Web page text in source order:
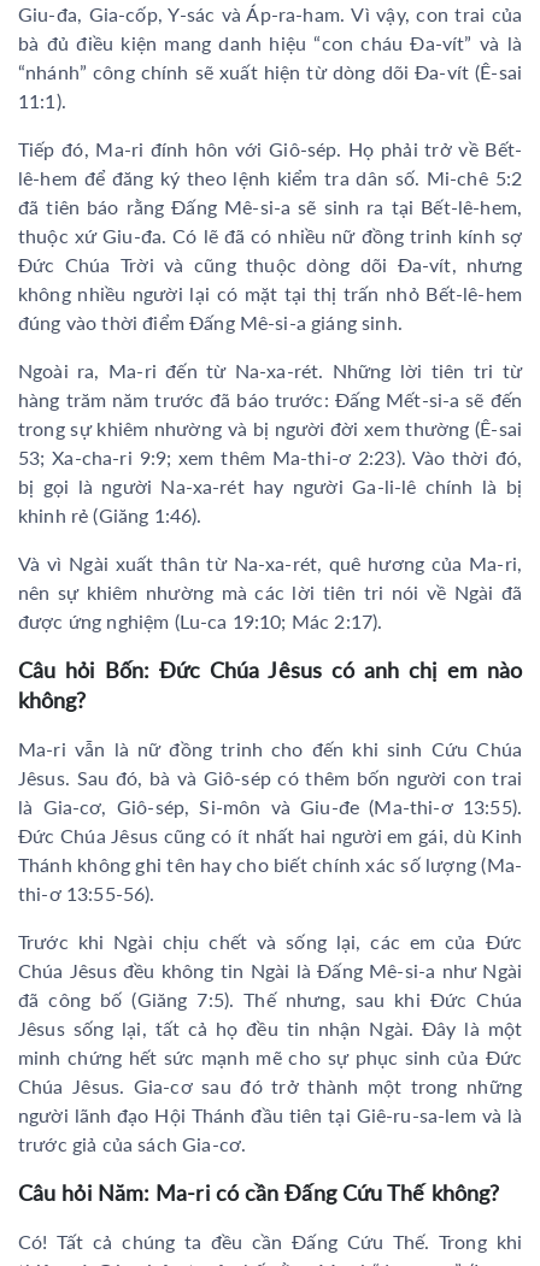
Giu-đa, Gia-cốp, Y-sác và Áp-ra-ham. Vì vậy, con trai của
bà đủ điều kiện mang danh hiệu “con cháu Đa-vít” và là
“nhánh” công chính sẽ xuất hiện từ dòng dõi Đa-vít (Ê-sai
11:1).
Tiếp đó, Ma-ri đính hôn với Giô-sép. Họ phải trở về Bết-
lê-hem để đăng ký theo lệnh kiểm tra dân số. Mi-chê 5:2
đã tiên báo rằng Đấng Mê-si-a sẽ sinh ra tại Bết-lê-hem,
thuộc xứ Giu-đa. Có lẽ đã có nhiều nữ đồng trinh kính sợ
Đức Chúa Trời và cũng thuộc dòng dõi Đa-vít, nhưng
không nhiều người lại có mặt tại thị trấn nhỏ Bết-lê-hem
đúng vào thời điểm Đấng Mê-si-a giáng sinh.
Ngoài ra, Ma-ri đến từ Na-xa-rét. Những lời tiên tri từ
hàng trăm năm trước đã báo trước: Đấng Mết-si-a sẽ đến
trong sự khiêm nhường và bị người đời xem thường (Ê-sai
53; Xa-cha-ri 9:9; xem thêm Ma-thi-ơ 2:23). Vào thời đó,
bị gọi là người Na-xa-rét hay người Ga-li-lê chính là bị
khinh rẻ (Giăng 1:46).
Và vì Ngài xuất thân từ Na-xa-rét, quê hương của Ma-ri,
nên sự khiêm nhường mà các lời tiên tri nói về Ngài đã
được ứng nghiệm (Lu-ca 19:10; Mác 2:17).
Câu hỏi Bốn: Đức Chúa Jêsus có anh chị em nào
không?
Ma-ri vẫn là nữ đồng trinh cho đến khi sinh Cứu Chúa
Jêsus. Sau đó, bà và Giô-sép có thêm bốn người con trai
là Gia-cơ, Giô-sép, Si-môn và Giu-đe (Ma-thi-ơ 13:55).
Đức Chúa Jêsus cũng có ít nhất hai người em gái, dù Kinh
Thánh không ghi tên hay cho biết chính xác số lượng (Ma-
thi-ơ 13:55-56).
Trước khi Ngài chịu chết và sống lại, các em của Đức
Chúa Jêsus đều không tin Ngài là Đấng Mê-si-a như Ngài
đã công bố (Giăng 7:5). Thế nhưng, sau khi Đức Chúa
Jêsus sống lại, tất cả họ đều tin nhận Ngài. Đây là một
minh chứng hết sức mạnh mẽ cho sự phục sinh của Đức
Chúa Jêsus. Gia-cơ sau đó trở thành một trong những
người lãnh đạo Hội Thánh đầu tiên tại Giê-ru-sa-lem và là
trước giả của sách Gia-cơ.
Câu hỏi Năm: Ma-ri có cần Đấng Cứu Thế không?
Có! Tất cả chúng ta đều cần Đấng Cứu Thế. Trong khi